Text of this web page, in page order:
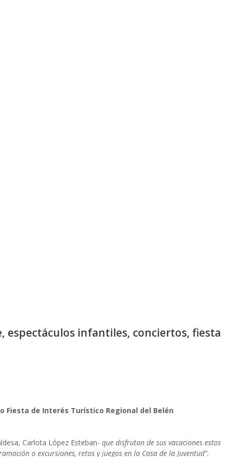
espectáculos infantiles, conciertos, fiesta
Fiesta de Interés Turístico Regional del Belén
Carlota López Esteban- que disfrutan de sus vacaciones estos
o excursiones, retos y juegos en la Casa de la Juventud”.